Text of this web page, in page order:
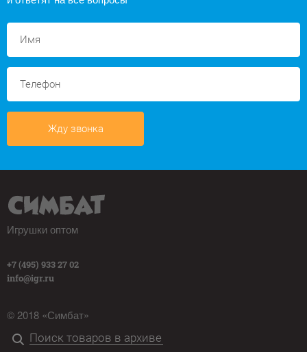
Жду звонка
Игрушки оптом
+7 (495) 933 27 02
info@igr.ru
© 2018 «Симбат»